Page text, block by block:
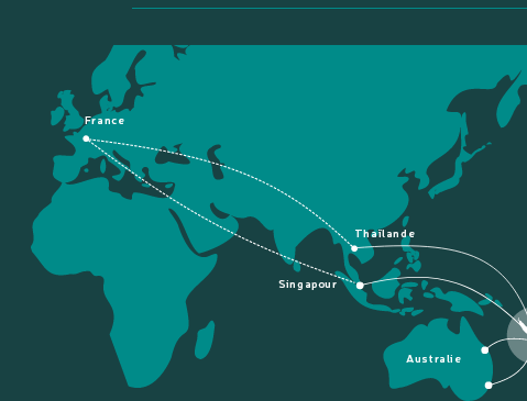
France
Australie
Singapour
Thaïlande